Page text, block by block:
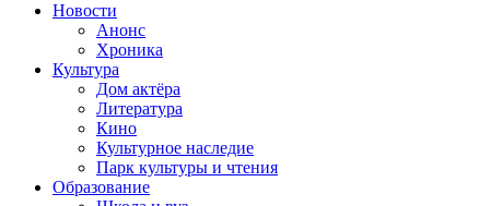
Новости
Анонс
Хроника
Культура
Дом актёра
Литература
Кино
Культурное наследие
Парк культуры и чтения
Образование